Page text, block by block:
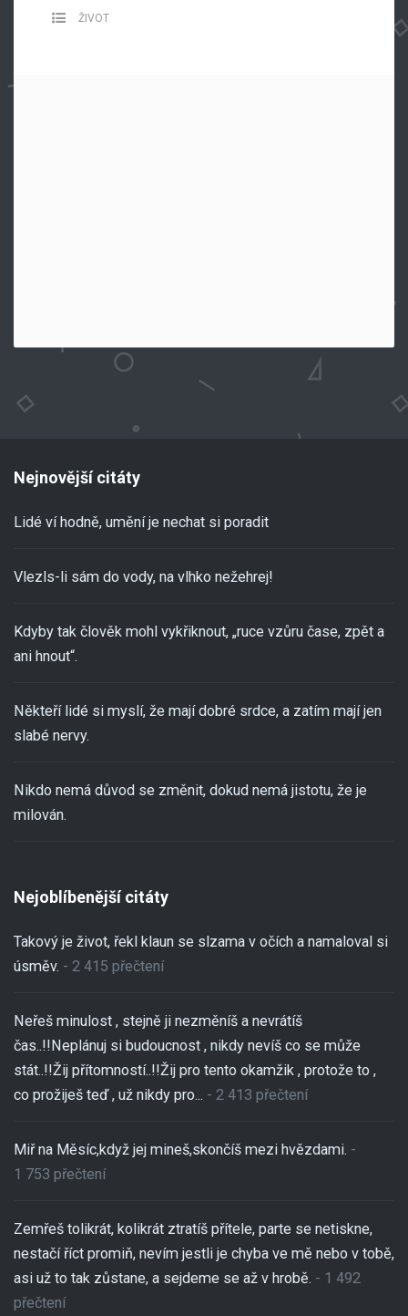
ŽIVOT
Nejnovější citáty
Lidé ví hodně, umění je nechat si poradit
Vlezls-li sám do vody, na vlhko nežehrej!
Kdyby tak člověk mohl vykřiknout, „ruce vzůru čase, zpět a
ani hnout“.
Někteří lidé si myslí, že mají dobré srdce, a zatím mají jen
slabé nervy.
Nikdo nemá důvod se změnit, dokud nemá jistotu, že je
milován.
Nejoblíbenější citáty
Takový je život, řekl klaun se slzama v očích a namaloval si
úsměv. - 2 415 přečtení
Neřeš minulost , stejně ji nezměníš a nevrátíš
čas..!!Neplánuj si budoucnost , nikdy nevíš co se může
stát..!!Žij přítomností..!!Žij pro tento okamžik , protože to ,
co prožiješ teď , už nikdy pro... - 2 413 přečtení
Miř na Měsíc,když jej mineš,skončíš mezi hvězdami. -
1 753 přečtení
Zemřeš tolikrát, kolikrát ztratíš přítele, parte se netiskne,
nestačí říct promiň, nevím jestli je chyba ve mě nebo v tobě,
asi už to tak zůstane, a sejdeme se až v hrobě. - 1 492
přečtení